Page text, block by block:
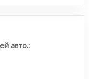
авто.: